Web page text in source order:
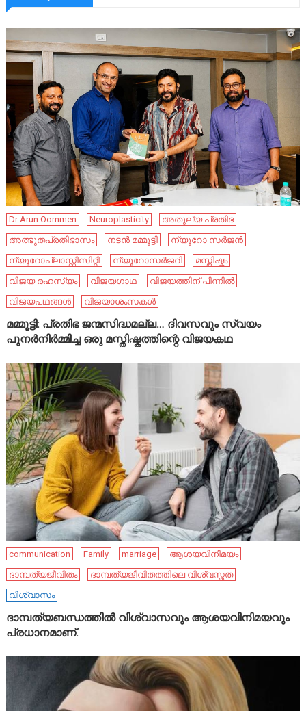
Dr Arun Oommen Neuroplasticity
അതുല്യ പ്രതിഭ
അത്ഭുതപ്രതിഭാസം
നടൻ മമ്മൂട്ടി
ന്യൂറോ സർജൻ
ന്യൂറോപ്ലാസ്റ്റിസിറ്റി
ന്യൂറോസർജറി
മസ്തിഷ്കം
വിജയ രഹസ്യം
വിജയഗാഥ
വിജയത്തിന് പിന്നിൽ
വിജയപഥങ്ങൾ
വിജയാശംസകൾ
മമ്മൂട്ടി: പ്രതിഭ ജന്മസിദ്ധമല്ല… ദിവസവും സ്വയം
പുനർനിർമ്മിച്ച ഒരു മസ്തിഷ്കത്തിന്റെ വിജയകഥ
communication Family marriage
ആശയവിനിമയം
ദാമ്പത്യജീവിതം
ദാമ്പത്യജീവിതത്തിലെ വിശ്വസ്തത
വിശ്വാസം
ദാമ്പത്യബന്ധത്തിൽ വിശ്വാസവും ആശയവിനിമയവും
പ്രധാനമാണ്.